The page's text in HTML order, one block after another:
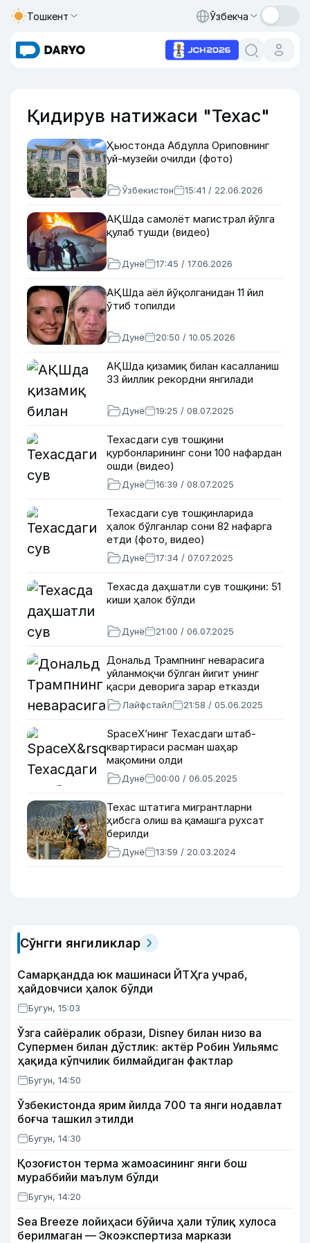
Тошкент Ўзбекча
Қидирув натижаси "Техас"
Ҳьюстонда Абдулла Ориповнинг
уй-музейи очилди (фото)
Ўзбекистон 15:41 / 22.06.2026
АҚШда самолёт магистрал йўлга
қулаб тушди (видео)
Дунё 17:45 / 17.06.2026
АҚШда аёл йўқолганидан 11 йил
ўтиб топилди
Дунё 20:50 / 10.05.2026
АҚШда қизамиқ билан касалланиш
33 йиллик рекордни янгилади
Дунё 19:25 / 08.07.2025
Техасдаги сув тошқини
қурбонларининг сони 100 нафардан
ошди (видео)
Дунё 16:39 / 08.07.2025
Техасдаги сув тошқинларида
ҳалок бўлганлар сони 82 нафарга
етди (фото, видео)
Дунё 17:34 / 07.07.2025
Техасда даҳшатли сув тошқини: 51
киши ҳалок бўлди
Дунё 21:00 / 06.07.2025
Дональд Трампнинг неварасига
уйланмоқчи бўлган йигит унинг
қасри деворига зарар етказди
Лайфстайл 21:58 / 05.06.2025
SpaceX’нинг Техасдаги штаб-
квартираси расман шаҳар
мақомини олди
Дунё 00:00 / 06.05.2025
Техас штатига мигрантларни
ҳибсга олиш ва қамашга рухсат
берилди
Дунё 13:59 / 20.03.2024
Сўнгги янгиликлар
Самарқандда юк машинаси ЙТҲга учраб,
ҳайдовчиси ҳалок бўлди
Бугун, 15:03
Ўзга сайёралик образи, Disney билан низо ва
Супермен билан дўстлик: актёр Робин Уильямс
ҳақида кўпчилик билмайдиган фактлар
Бугун, 14:50
Ўзбекистонда ярим йилда 700 та янги нодавлат
боғча ташкил этилди
Бугун, 14:30
Қозоғистон терма жамоасининг янги бош
мураббийи маълум бўлди
Бугун, 14:20
Sea Breeze лойиҳаси бўйича ҳали тўлиқ хулоса
берилмаган — Экоэкспертиза маркази